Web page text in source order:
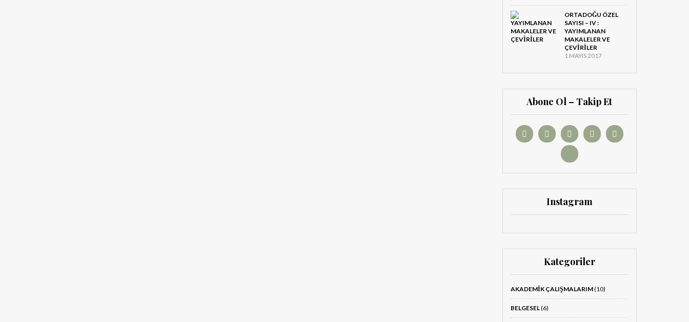
ORTADOĞU ÖZEL
SAYISI – IV :
YAYIMLANAN
MAKALELER VE
ÇEVIRILER
1 MAYIS 2017
Abone Ol – Takip Et
Instagram
Kategoriler
AKADEMIK ÇALIŞMALARIM(10)
BELGESEL(6)